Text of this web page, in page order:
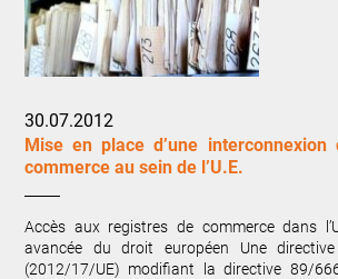
30.07.2012
Mise en place d’une
commerce au sein de l’U.E.
Accès aux registres de commerce dans
avancée du droit européen Une
(2012/17/UE) modifiant la directive 89/